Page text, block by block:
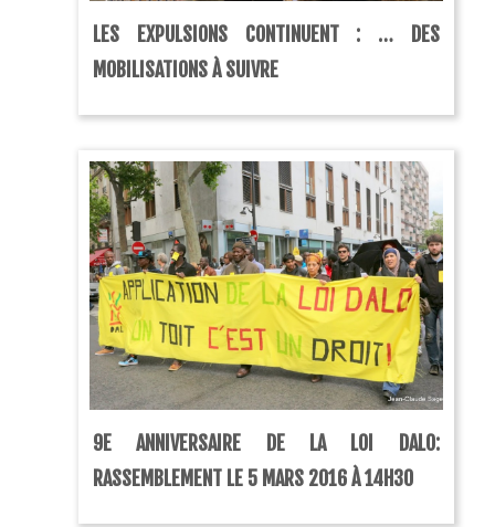
LES EXPULSIONS CONTINUENT : … DES
MOBILISATIONS À SUIVRE
9E ANNIVERSAIRE DE LA LOI DALO:
RASSEMBLEMENT LE 5 MARS 2016 À 14H30